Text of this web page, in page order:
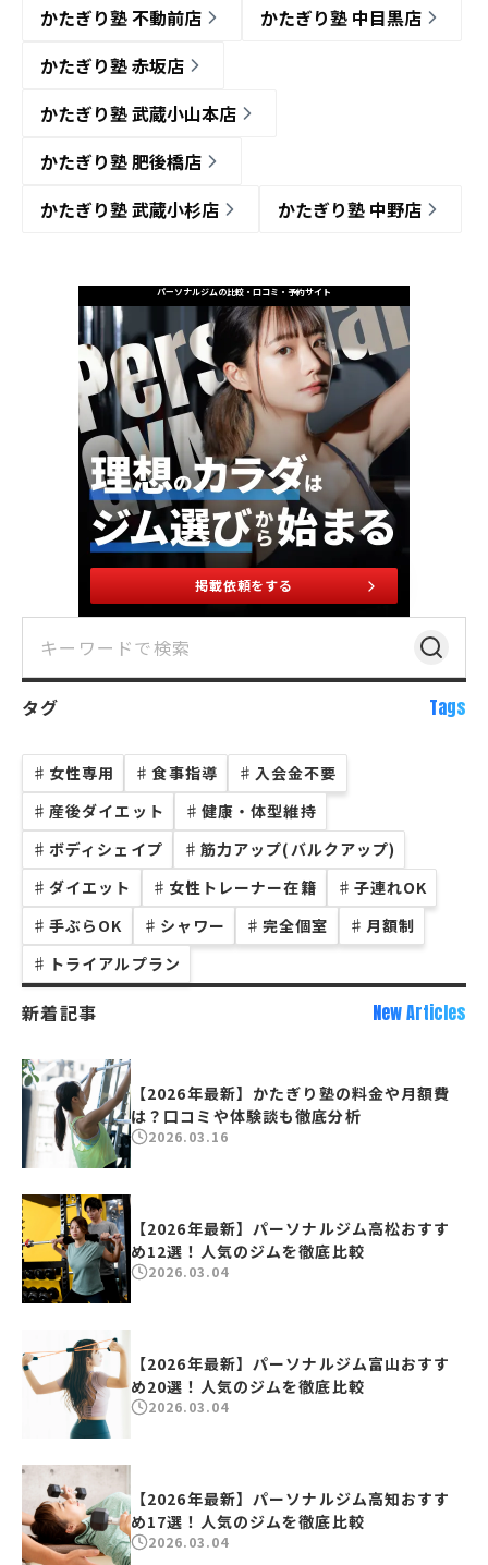
かたぎり塾 不動前店
かたぎり塾 中目黒店
かたぎり塾 赤坂店
かたぎり塾 武蔵小山本店
かたぎり塾 肥後橋店
かたぎり塾 武蔵小杉店
かたぎり塾 中野店
パーソナルジムの比較・口コミ・予約サイト
掲載依頼をする
タグ Tags
♯ 女性専用 ♯ 食事指導 ♯ 入会金不要
♯ 産後ダイエット ♯ 健康・体型維持
♯ ボディシェイプ ♯ 筋力アップ(バルクアップ)
♯ ダイエット ♯ 女性トレーナー在籍 ♯ 子連れOK
♯ 手ぶらOK ♯ シャワー ♯ 完全個室 ♯ 月額制
♯ トライアルプラン
新着記事 New Articles
【2026年最新】かたぎり塾の料金や月額費
は？口コミや体験談も徹底分析
2026.03.16
【2026年最新】パーソナルジム高松おすす
め12選！人気のジムを徹底比較
2026.03.04
【2026年最新】パーソナルジム富山おすす
め20選！人気のジムを徹底比較
2026.03.04
【2026年最新】パーソナルジム高知おすす
め17選！人気のジムを徹底比較
2026.03.04